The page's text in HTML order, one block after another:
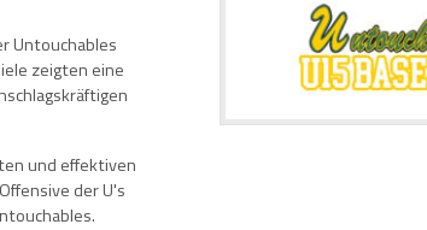
Untouchables
zeigten eine
und effektiven
der U's